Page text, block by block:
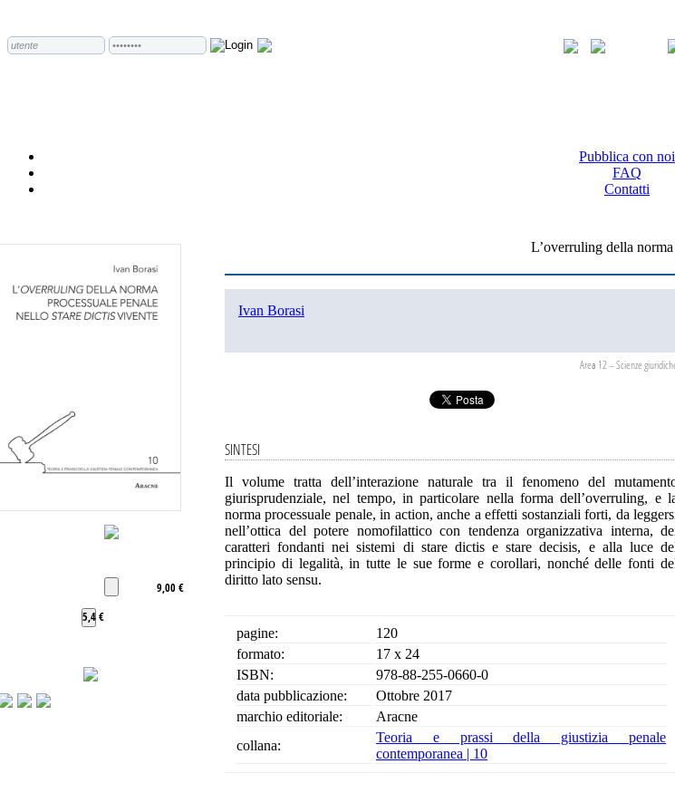
Pubblica con noi
FAQ
Contatti
L’overruling della
9,00 €
5,4 €
Ivan Borasi
Area 12 – Scienze
SINTESI
Il volume tratta dell’interazione naturale tra il fenomeno del
giurisprudenziale, nel tempo, in particolare nella forma dell’overruling, e
norma processuale penale, in action, anche a effetti sostanziali forti, da
nell’ottica del potere nomofilattico con tendenza organizzativa interna,
caratteri fondanti nei sistemi di stare dictis e stare decisis, e alla luce
principio di legalità, in tutte le sue forme e corollari, nonché delle fonti
diritto lato sensu.
pagine:
120
formato:
17 x 24
ISBN:
978-88-255-0660-0
data pubblicazione:
Ottobre 2017
marchio editoriale:
Aracne
collana:
Teoria e prassi della giustizia penale
contemporanea | 10